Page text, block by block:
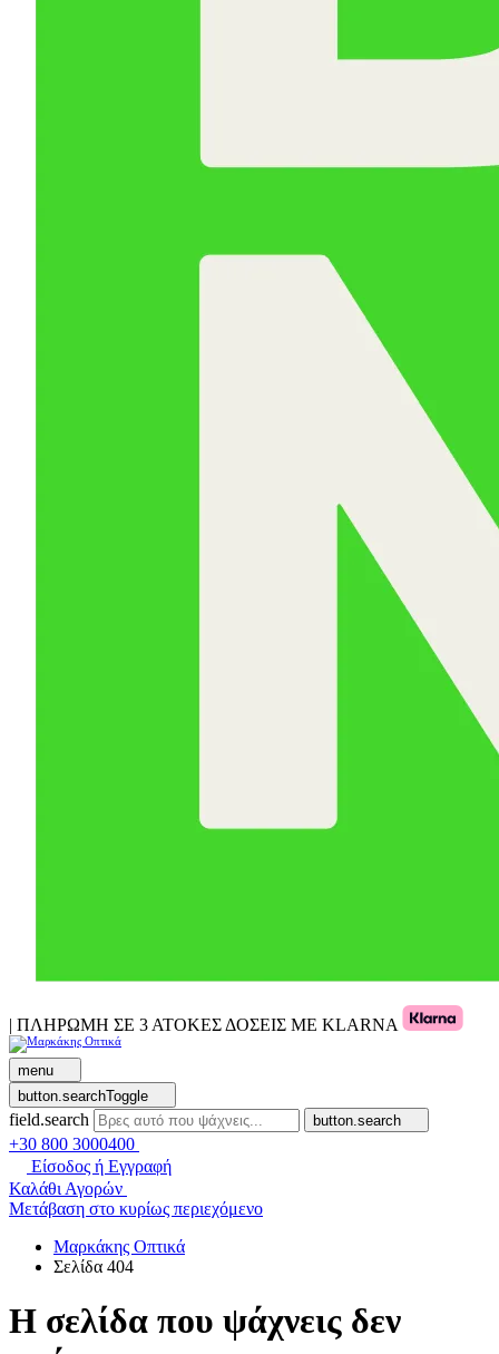
| ΠΛΗΡΩΜΗ ΣΕ 3 ΑΤΟΚΕΣ ΔΟΣΕΙΣ ΜΕ KLARNA
menu
button.searchToggle
field.search button.search
+30 800 3000400
Είσοδος ή Εγγραφή
Καλάθι Αγορών
Μετάβαση στο κυρίως περιεχόμενο
Μαρκάκης Οπτικά
Σελίδα 404
Η σελίδα που ψάχνεις δεν